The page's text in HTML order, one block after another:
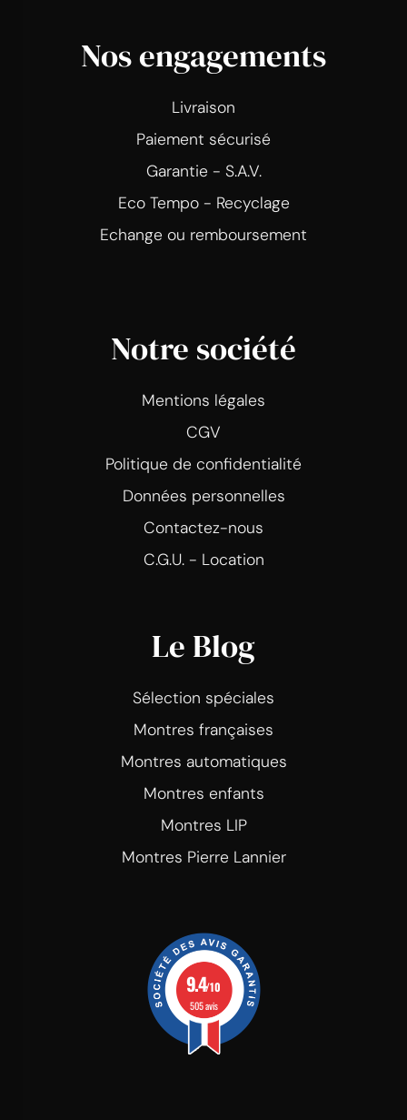
Nos engagements
Livraison
Paiement sécurisé
Garantie - S.A.V.
Eco Tempo - Recyclage
Echange ou remboursement
Notre société
Mentions légales
CGV
Politique de confidentialité
Données personnelles
Contactez-nous
C.G.U. - Location
Le Blog
Sélection spéciales
Montres françaises
Montres automatiques
Montres enfants
Montres LIP
Montres Pierre Lannier
9.4/10
505 avis